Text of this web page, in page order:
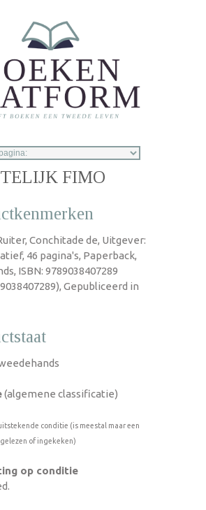
FIMO
Conchitade de, Uitgever:
46 pagina's, Paperback,
ISBN: 9789038407289
Gepubliceerd in
(algemene classificatie)
conditie (is meestal maar een
of ingekeken)
op conditie